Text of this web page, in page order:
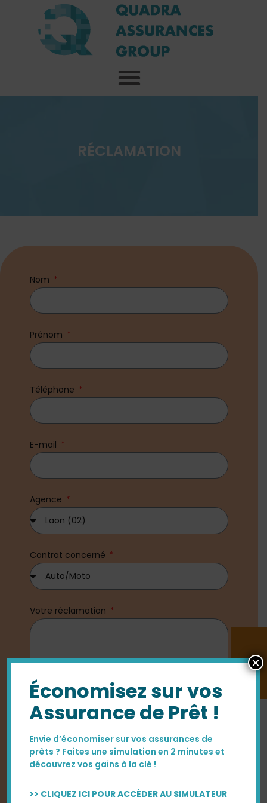
RÉCLAMATION
Nom
Prénom
Téléphone
E-mail
Agence
Contrat concerné
Votre réclamation
transmises via ce formulaire.
politique de gestion des données
Économisez sur vos
Assurance de Prêt !
Envie d’économiser sur vos assurances de
prêts ? Faites une simulation en 2 minutes et
découvrez vos gains à la clé !
>> CLIQUEZ ICI POUR ACCÉDER AU SIMULATEUR
×